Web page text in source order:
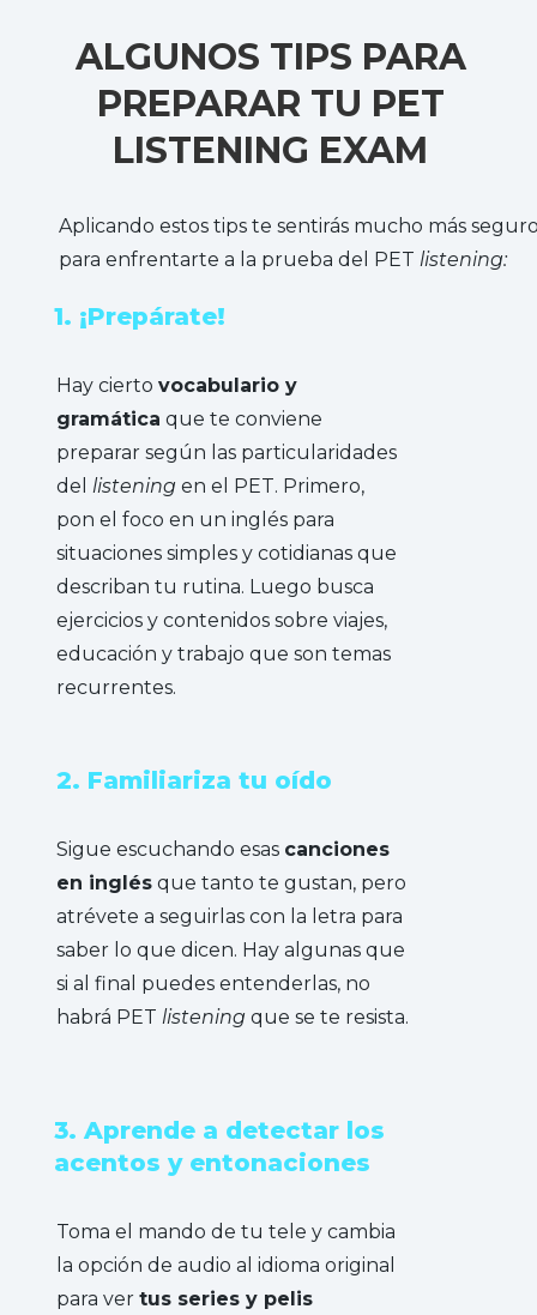
ALGUNOS TIPS PARA
PREPARAR TU PET
LISTENING EXAM
Aplicando estos tips te sentirás mucho más
para enfrentarte a la prueba del PET listening:
1. ¡Prepárate!
Hay cierto vocabulario y
gramática que te conviene
preparar según las particularidades
del listening en el PET. Primero,
pon el foco en un inglés para
situaciones simples y cotidianas que
describan tu rutina. Luego busca
ejercicios y contenidos sobre viajes,
educación y trabajo que son temas
recurrentes.
2. Familiariza tu oído
Sigue escuchando esas canciones
en inglés que tanto te gustan, pero
atrévete a seguirlas con la letra para
saber lo que dicen. Hay algunas que
si al final puedes entenderlas, no
habrá PET listening que se te resista.
3. Aprende a detectar los
acentos y entonaciones
Toma el mando de tu tele y cambia
la opción de audio al idioma original
para ver tus series y pelis